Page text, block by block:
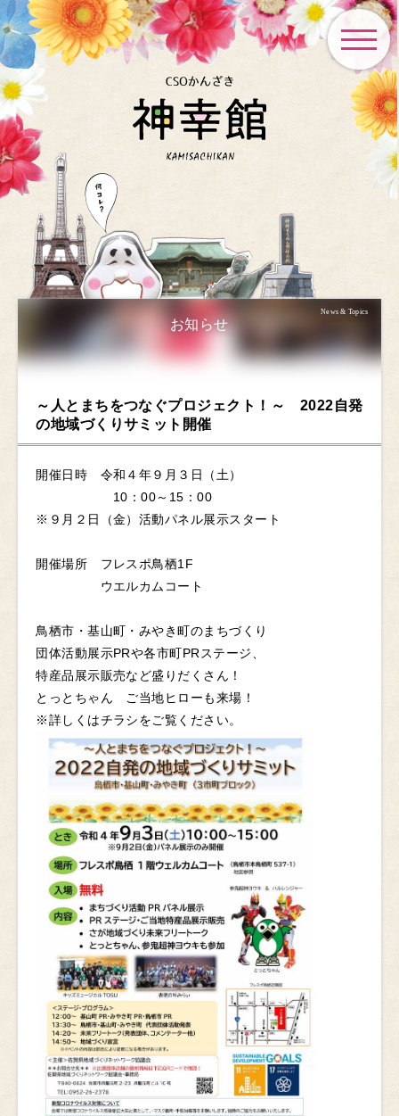
toggle
News & Topics
お知らせ
～人とまちをつなぐプロジェクト！～ 2022自発
の地域づくりサミット開催
開催日時 令和４年９月３日（土）
10：00～15：00
※９月２日（金）活動パネル展示スタート
開催場所 フレスポ鳥栖1F
ウエルカムコート
鳥栖市・基山町・みやき町のまちづくり
団体活動展示PRや各市町PRステージ、
特産品展示販売など盛りだくさん！
とっとちゃん ご当地ヒローも来場！
※詳しくはチラシをご覧ください。